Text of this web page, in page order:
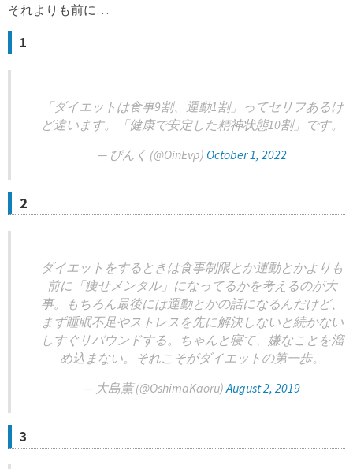
それよりも前に…
1
「ダイエットは食事9割、運動1割」ってセリフあるけ
ど違います。「健康で安定した精神状態10割」です。
— ぴんく (@OinEvp) October 1, 2022
2
ダイエットをするときは食事制限とか運動とかよりも
前に「痩せメンタル」になってるかを考えるのが大
事。もちろん最後には運動とかの話になるんだけど、
まず睡眠不足やストレスを先に解決しないと続かない
しすぐリバウンドする。ちゃんと寝て、嫌なことを溜
め込まない。それこそがダイエットの第一歩。
— 大島薫 (@OshimaKaoru)August 2, 2019
3